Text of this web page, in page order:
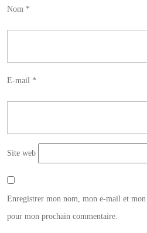
Nom *
E-mail *
Site web
Enregistrer mon nom, mon e-mail et
pour mon prochain commentaire.